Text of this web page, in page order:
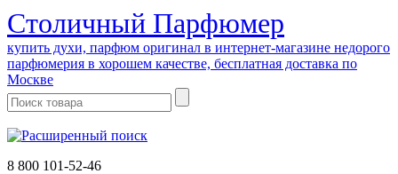
Cтоличный Парфюмер
купить духи, парфюм оригинал в интернет-магазине недорого
парфюмерия в хорошем качестве, бесплатная доставка по
Москве
8 800 101-52-46